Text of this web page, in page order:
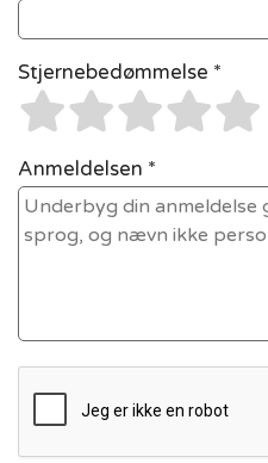
Stjernebedømmelse *
Anmeldelsen *